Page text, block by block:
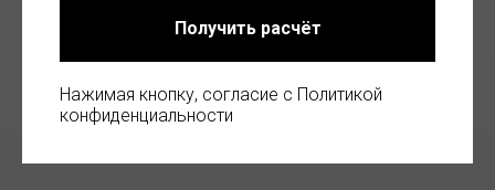
Получить расчёт
Нажимая кнопку, согласие с Политикой
конфиденциальности